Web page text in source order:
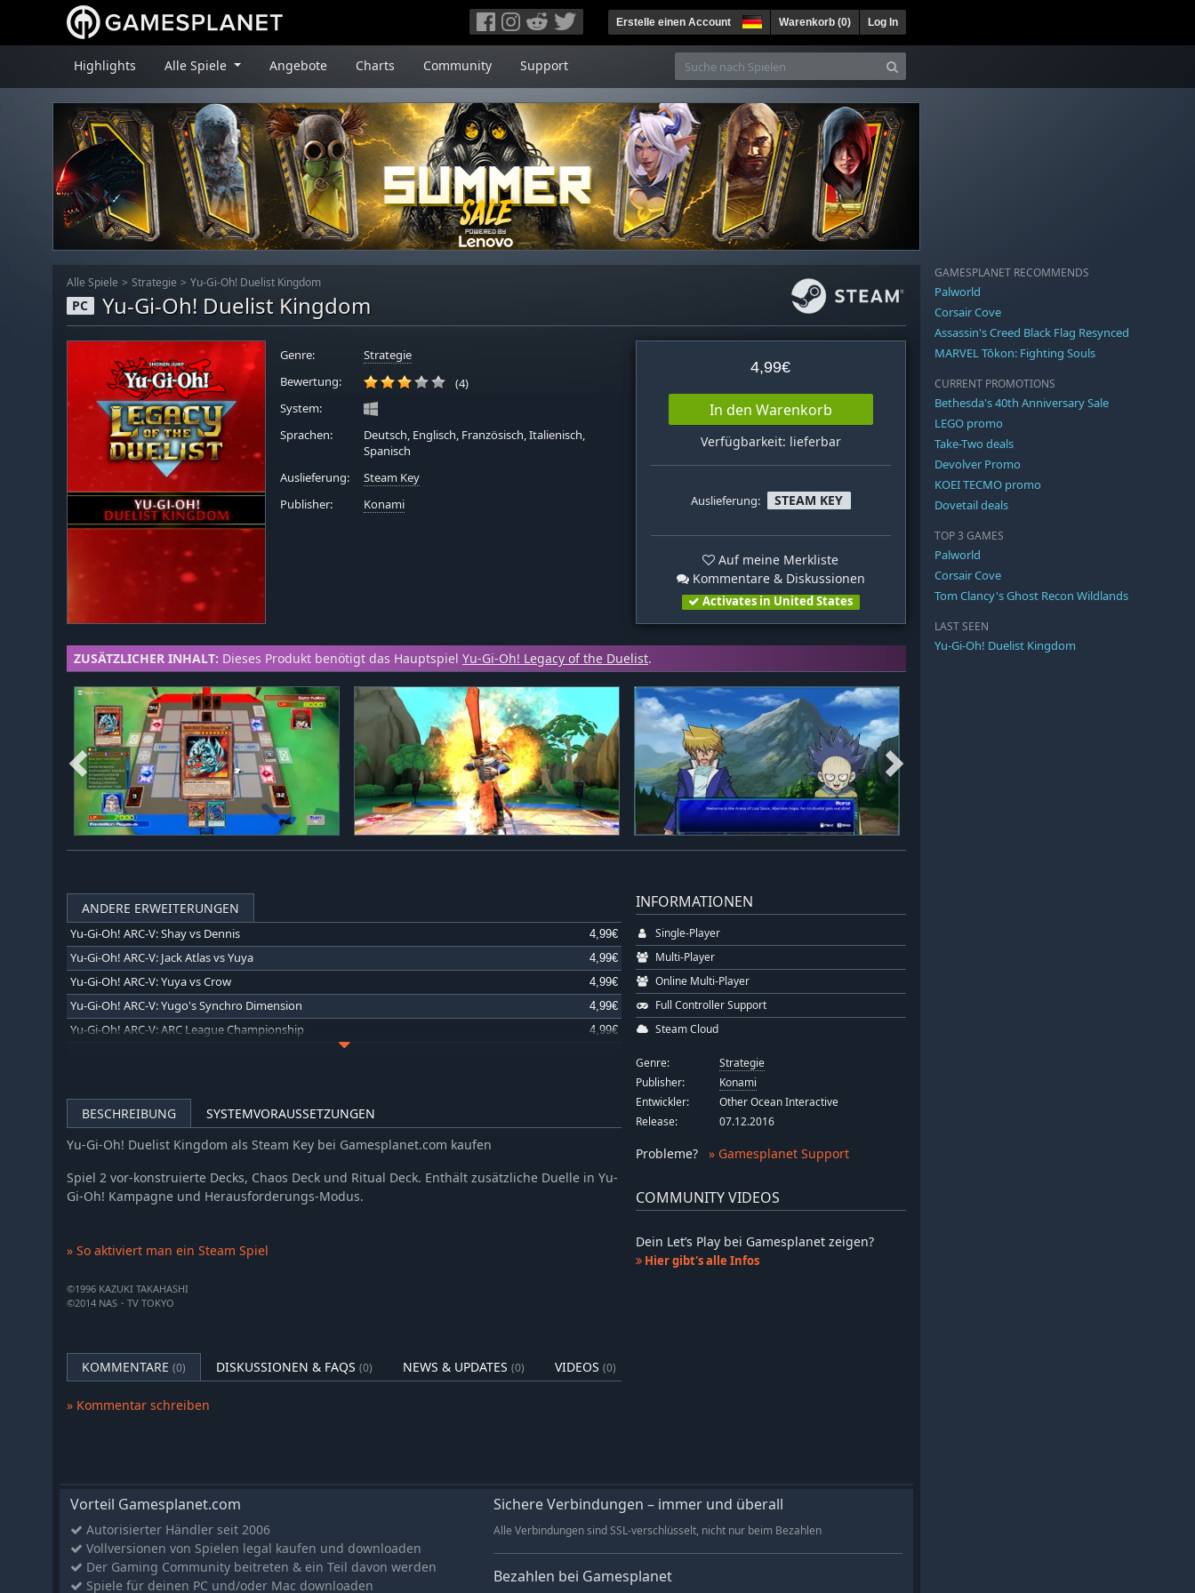
Erstelle einen Account Warenkorb (0) Log In
Highlights Alle Spiele Angebote Charts Community Support
Alle Spiele Strategie Yu-Gi-Oh! Duelist Kingdom
PC Yu-Gi-Oh! Duelist Kingdom
Genre:
Strategie
Bewertung:
(4)
System:
Sprachen:
Deutsch, Englisch, Französisch, Italienisch,
Spanisch
Auslieferung:
Steam Key
Publisher:
Konami
4,99€
In den Warenkorb
Verfügbarkeit: lieferbar
Auslieferung: STEAM KEY
Auf meine Merkliste
Kommentare & Diskussionen
Activates in United States
ZUSÄTZLICHER INHALT: Dieses Produkt benötigt das Hauptspiel Yu-Gi-Oh! Legacy of the Duelist.
ANDERE ERWEITERUNGEN
Yu-Gi-Oh! ARC-V: Shay vs Dennis 4,99€
Yu-Gi-Oh! ARC-V: Jack Atlas vs Yuya 4,99€
Yu-Gi-Oh! ARC-V: Yuya vs Crow 4,99€
Yu-Gi-Oh! ARC-V: Yugo's Synchro Dimension 4,99€
Yu-Gi-Oh! ARC-V: ARC League Championship 4,99€
Yu-Gi-Oh! Waking the Dragons: Yugi's Journey
Yu-Gi-Oh! Waking the Dragons: Joey's Journey 4,99€
Yu-Gi-Oh! ARC-V Gong v. Kit
Yu-Gi-Oh! ARC-V Zuzu v. Julia 4,99€
Yu-Gi-Oh! ARC-V Sora and Dipper
Yu-Gi-Oh! ZEXAL Dark Mist Saga
Yu-Gi-Oh! GX Lost Duels
BESCHREIBUNG
SYSTEMVORAUSSETZUNGEN
Yu-Gi-Oh! Duelist Kingdom als Steam Key bei Gamesplanet.com kaufen
Spiel 2 vor-konstruierte Decks, Chaos Deck und Ritual Deck. Enthält zusätzliche Duelle in Yu-
Gi-Oh! Kampagne und Herausforderungs-Modus.
» So aktiviert man ein Steam Spiel
©1996 KAZUKI TAKAHASHI
©2014 NAS・TV TOKYO
KOMMENTARE (0) DISKUSSIONEN & FAQS (0) NEWS & UPDATES (0) VIDEOS (0)
» Kommentar schreiben
INFORMATIONEN
Single-Player
Multi-Player
Online Multi-Player
Full Controller Support
Steam Cloud
Genre:
Strategie
Publisher:
Konami
Entwickler:
Other Ocean Interactive
Release:
07.12.2016
Probleme? » Gamesplanet Support
COMMUNITY VIDEOS
Dein Let’s Play bei Gamesplanet zeigen?
Hier gibt's alle Infos
Vorteil Gamesplanet.com
Autorisierter Händler seit 2006
Vollversionen von Spielen legal kaufen und downloaden
Der Gaming Community beitreten & ein Teil davon werden
Spiele für deinen PC und/oder Mac downloaden
Sichere Verbindungen – immer und überall
Alle Verbindungen sind SSL-verschlüsselt, nicht nur beim Bezahlen
Bezahlen bei Gamesplanet
GAMESPLANET RECOMMENDS
Palworld
Corsair Cove
Assassin's Creed Black Flag Resynced
MARVEL Tōkon: Fighting Souls
CURRENT PROMOTIONS
Bethesda's 40th Anniversary Sale
LEGO promo
Take-Two deals
Devolver Promo
KOEI TECMO promo
Dovetail deals
TOP 3 GAMES
Palworld
Corsair Cove
Tom Clancy's Ghost Recon Wildlands
LAST SEEN
Yu-Gi-Oh! Duelist Kingdom